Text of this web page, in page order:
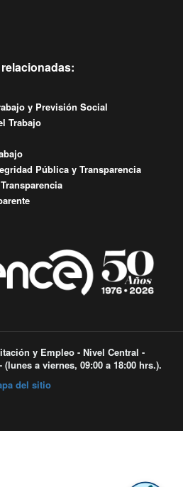
y Previsión Social
Trabajo
Pública y Transparencia
y Empleo - Nivel Central -
a viernes, 09:00 a 18:00 hrs.).
del sitio